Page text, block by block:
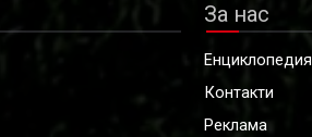
За нас
Енциклопедия
Контакти
Реклама